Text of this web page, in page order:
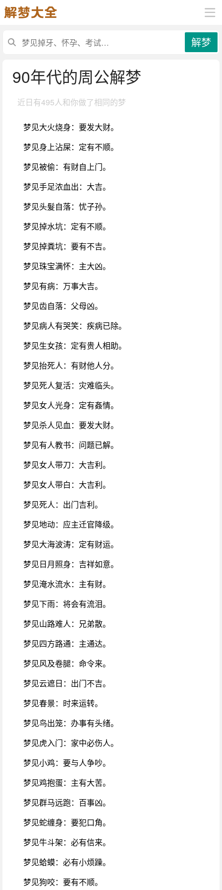
解梦
90年代的周公解梦
近日有495人和你做了相同的梦
梦见大火烧身：要发大财。
梦见身上沾屎：定有不顺。
梦见被偷：有财自上门。
梦见手足浓血出：大吉。
梦见头髮自落：忧子孙。
梦见掉水坑：定有不顺。
梦见掉粪坑：要有不吉。
梦见珠宝满怀：主大凶。
梦见有病：万事大吉。
梦见齿自落：父母凶。
梦见病人有哭笑：疾病已除。
梦见生女孩：定有贵人相助。
梦见抬死人：有财他人分。
梦见死人复活：灾难临头。
梦见女人光身：定有姦情。
梦见杀人见血：要发大财。
梦见有人教书：问题已解。
梦见女人带刀：大吉利。
梦见女人带白：大吉利。
梦见死人：出门吉利。
梦见地动：应主迁官降级。
梦见大海波涛：定有财运。
梦见日月照身：吉祥如意。
梦见淹水流水：主有财。
梦见下雨：将会有流泪。
梦见山路难人：兄弟散。
梦见四方路通：主通达。
梦见风及卷腿：命令来。
梦见云遮日：出门不吉。
梦见春景：时来运转。
梦见鸟出笼：办事有头绪。
梦见虎入门：家中必伤人。
梦见小鸡：要与人争吵。
梦见鸡抱蛋：主有大苦。
梦见群马远跑：百事凶。
梦见蛇缠身：要犯口角。
梦见牛斗架：必有信来。
梦见蛤蟆：必有小烦躁。
梦见狗咬：要有不顺。